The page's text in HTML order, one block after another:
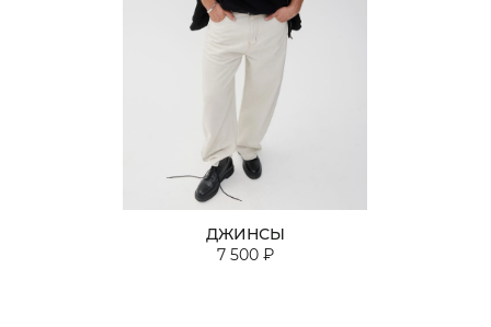
ДЖИНСЫ
7 500 ₽